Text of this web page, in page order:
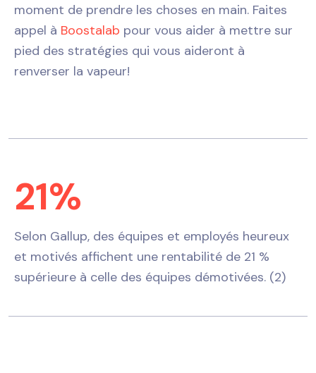
moment de prendre les choses en main. Faites
appel à Boostalab pour vous aider à mettre sur
pied des stratégies qui vous aideront à
renverser la vapeur!
21%
Selon Gallup, des équipes et employés heureux
et motivés affichent une rentabilité de 21 %
supérieure à celle des équipes démotivées. (2)